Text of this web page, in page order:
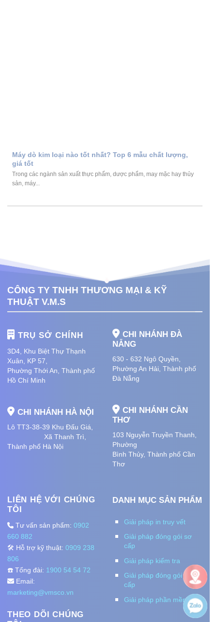
Máy dò kim loại nào tốt nhất? Top 6 mẫu chất lượng,
giá tốt
Trong các ngành sản xuất thực phẩm, dược phẩm, may mặc hay thủy
sản, máy...
CÔNG TY TNHH THƯƠNG MẠI & KỸ
THUẬT V.M.S
TRỤ SỞ CHÍNH
3D4, Khu Biệt Thự Thạnh
Xuân, KP 57,
Phường Thới An, Thành phố
Hồ Chí Minh
CHI NHÁNH HÀ NỘI
Lô TT3-38-39 Khu Đấu Giá,
Xã Thanh Trì,
Thành phố Hà Nội
CHI NHÁNH ĐÀ
NẴNG
630 - 632 Ngô Quyền,
Phường An Hải , Thành phố
Đà Nẵng
CHI NHÁNH CẦN
THƠ
103 Nguyễn Truyền Thanh,
Phường
Bình Thủy, Thành phố Cần
Thơ
LIÊN HỆ VỚI CHÚNG
TÔI
Tư vấn sản phẩm: 0902
660 882
🛠️ Hỗ trợ kỹ thuật: 0909 238
806
☎️ Tổng đài: 1900 54 54 72
Email:
marketing@vmsco.vn
THEO DÕI CHÚNG
DANH MỤC SẢN PHẨM
Giải pháp in truy vết
Giải pháp đóng gói sơ
cấp
Giải pháp kiểm tra
Giải pháp đóng gói thứ
cấp
Giải pháp phần mềm